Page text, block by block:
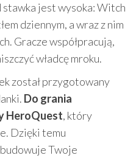
jest wysoka: Witch
dziennym, a wraz z nim
Gracze współpracują,
władcę mroku.
został przygotowany
Do grania
HeroQuest, który
Dzięki temu
Twoje